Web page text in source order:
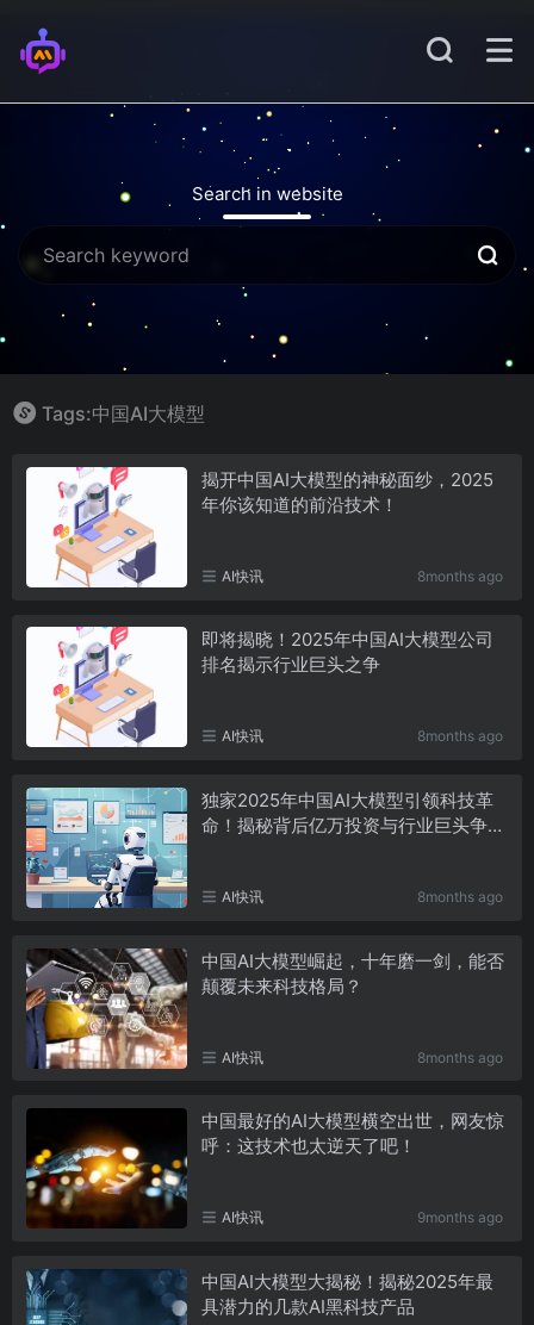
Search in website
Tags:中国AI大模型
揭开中国AI大模型的神秘面纱，2025
年你该知道的前沿技术！
AI快讯 8months ago
即将揭晓！2025年中国AI大模型公司
排名揭示行业巨头之争
AI快讯 8months ago
独家2025年中国AI大模型引领科技革
命！揭秘背后亿万投资与行业巨头争夺
AI快讯 8months ago
中国AI大模型崛起，十年磨一剑，能否
颠覆未来科技格局？
AI快讯 8months ago
中国最好的AI大模型横空出世，网友惊
呼：这技术也太逆天了吧！
AI快讯 9months ago
中国AI大模型大揭秘！揭秘2025年最
具潜力的几款AI黑科技产品